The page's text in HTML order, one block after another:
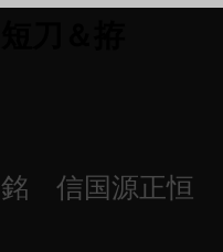
銘 信国源正恒